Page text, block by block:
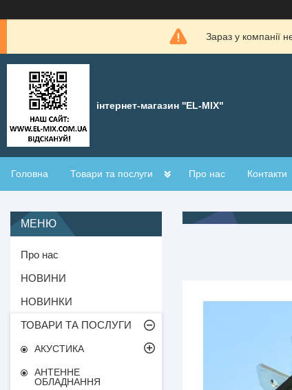
Зараз у компанії
інтернет-магазин ''EL-MIX"
Головна Товари та послуги Про нас Контакти
Про нас
НОВИНИ
НОВИНКИ
ТОВАРИ ТА ПОСЛУГИ
АКУСТИКА
АНТЕННЕ
ОБЛАДНАННЯ